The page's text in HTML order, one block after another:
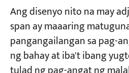
Ang disenyo nito na may
span ay maaaring
pangangailangan sa pag-
ng bahay at iba't ibang